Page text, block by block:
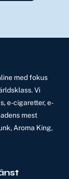
med fokus
Vi
e-cigaretter, e-
mest
Aroma King,